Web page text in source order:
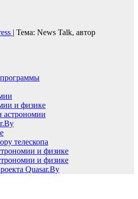
| Тема: News Talk, автор
и физике
астрономии
телескопа
и физике
и физике
Quasar.By